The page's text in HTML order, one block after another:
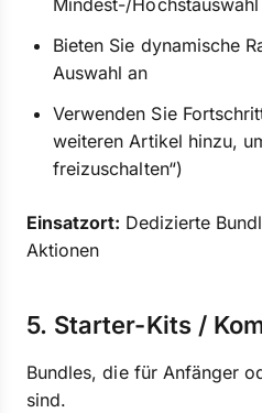
Mindest-/
Bieten Sie dynamische
Auswahl an
Verwenden Sie
weiteren Artikel hinzu,
freizuschalten“)
Einsatzort: Dedizierte
Aktionen
5. Starter-Kits /
Bundles, die für Anfänger
sind.